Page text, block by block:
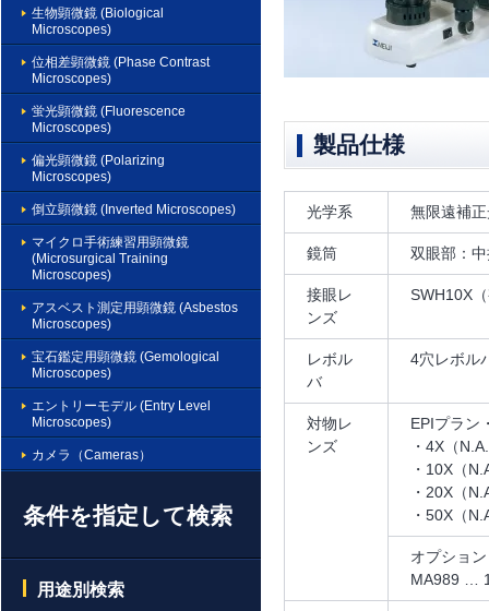
生物顕微鏡 (Biological
Microscopes)
位相差顕微鏡 (Phase Contrast
Microscopes)
蛍光顕微鏡 (Fluorescence
Microscopes)
偏光顕微鏡 (Polarizing
Microscopes)
倒立顕微鏡 (Inverted Microscopes)
マイクロ手術練習用顕微鏡
(Microsurgical Training
Microscopes)
アスベスト測定用顕微鏡 (Asbestos
Microscopes)
宝石鑑定用顕微鏡 (Gemological
Microscopes)
エントリーモデル (Entry Level
Microscopes)
カメラ（Cameras）
条件を指定して検索
用途別検索
製品仕様
光学系 無限遠補
鏡筒 双眼部：
接眼レ
ンズ
SWH10X
レボル
バ
4穴レボル
対物レ
ンズ
EPIプラン
・4X（
・10X（
・20X（
・50X（
オプショ
MA989 …